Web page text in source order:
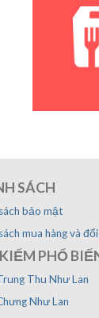
SÁCH
bảo mật
mua hàng và
PHỔ
Thu Như Lan
Như Lan